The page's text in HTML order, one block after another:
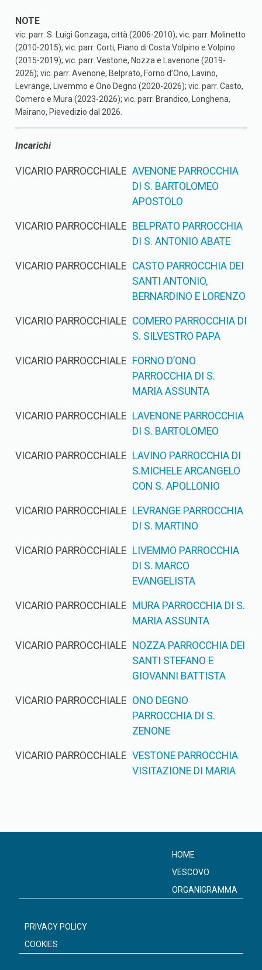
vic. parr. S. Luigi Gonzaga, città (2006-2010); vic. parr. Molinetto
(2010-2015); vic. parr. Corti, Piano di Costa Volpino e Volpino
(2015-2019); vic. parr. Vestone, Nozza e Lavenone (2019-
2026); vic. parr. Avenone, Belprato, Forno d’Ono, Lavino,
Levrange, Livemmo e Ono Degno (2020-2026); vic. parr. Casto,
Comero e Mura (2023-2026); vic. parr. Brandico, Longhena,
Mairano, Pievedizio dal 2026.
Incarichi
VICARIO PARROCCHIALE AVENONE PARROCCHIA
DI S. BARTOLOMEO
APOSTOLO
VICARIO PARROCCHIALE BELPRATO PARROCCHIA
DI S. ANTONIO ABATE
VICARIO PARROCCHIALE CASTO PARROCCHIA DEI
SANTI ANTONIO,
BERNARDINO E LORENZO
VICARIO PARROCCHIALE COMERO PARROCCHIA DI
S. SILVESTRO PAPA
VICARIO PARROCCHIALE FORNO D’ONO
PARROCCHIA DI S.
MARIA ASSUNTA
VICARIO PARROCCHIALE LAVENONE PARROCCHIA
DI S. BARTOLOMEO
VICARIO PARROCCHIALE LAVINO PARROCCHIA DI
S.MICHELE ARCANGELO
CON S. APOLLONIO
VICARIO PARROCCHIALE LEVRANGE PARROCCHIA
DI S. MARTINO
VICARIO PARROCCHIALE LIVEMMO PARROCCHIA
DI S. MARCO
EVANGELISTA
VICARIO PARROCCHIALE MURA PARROCCHIA DI S.
MARIA ASSUNTA
VICARIO PARROCCHIALE NOZZA PARROCCHIA DEI
SANTI STEFANO E
GIOVANNI BATTISTA
VICARIO PARROCCHIALE ONO DEGNO
PARROCCHIA DI S.
ZENONE
VICARIO PARROCCHIALE VESTONE PARROCCHIA
VISITAZIONE DI MARIA
HOME
VESCOVO
ORGANIGRAMMA
PRIVACY POLICY
COOKIES